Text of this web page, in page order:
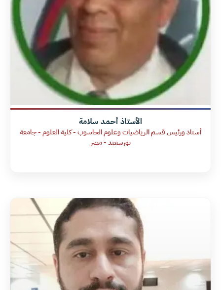
الأستاذ أحمد سلامة
أستاذ ورئيس قسم الرياضيات وعلوم الحاسوب - كلية العلوم - جامعة
بورسعيد - مصر